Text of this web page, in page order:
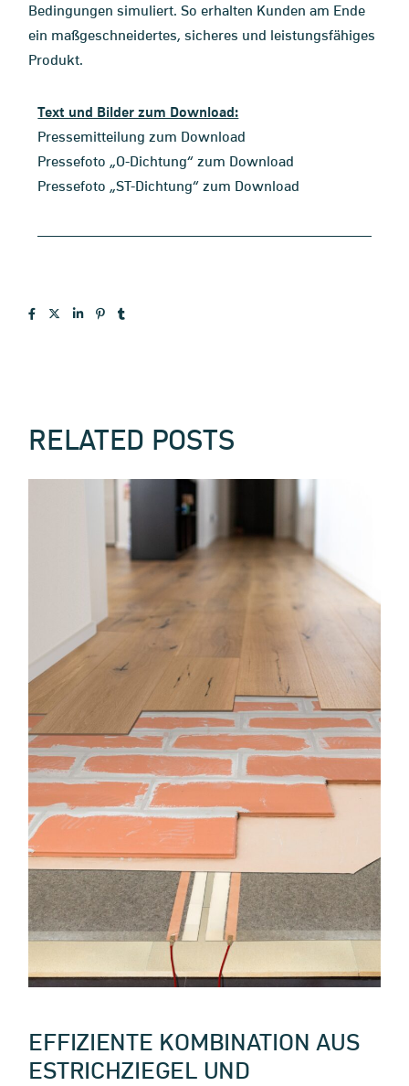
Bedingungen simuliert. So erhalten Kunden am Ende
ein maßgeschneidertes, sicheres und leistungsfähiges
Produkt.
Text und Bilder zum Download:
Pressemitteilung zum Download
Pressefoto „O-Dichtung“ zum Download
Pressefoto „ST-Dichtung“ zum Download
RELATED POSTS
EFFIZIENTE KOMBINATION AUS
ESTRICHZIEGEL UND